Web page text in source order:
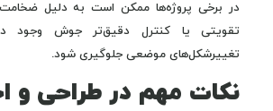
در برخی پروژه‌ها ممکن است به دلیل
تقویتی یا کنترل دقیق‌تر جوش وجود
تغییرشکل‌های موضعی جلوگیری شود.
نکات مهم در طراحی و